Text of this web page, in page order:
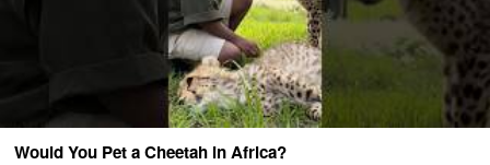
Would You Pet a Cheetah in Africa?